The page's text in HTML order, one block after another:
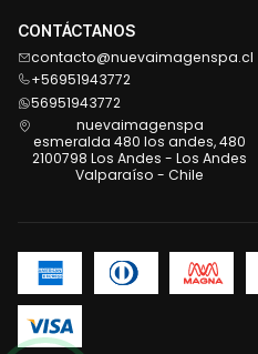
CONTÁCTANOS
contacto@nuevaimagenspa.cl
+56951943772
56951943772
nuevaimagenspa
esmeralda 480 los andes, 480
2100798 Los Andes - Los Andes
Valparaíso - Chile